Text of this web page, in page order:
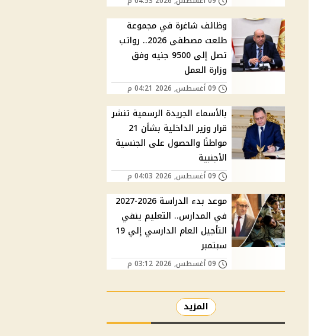
وظائف شاغرة في مجموعة
طلعت مصطفى 2026.. رواتب
تصل إلى 9500 جنيه وفق
وزارة العمل
09 أغسطس, 2026 04:21 م
بالأسماء الجريدة الرسمية تنشر
قرار وزير الداخلية بشأن 21
مواطنًا والحصول على الجنسية
الأجنبية
09 أغسطس, 2026 04:03 م
موعد بدء الدراسة 2026-2027
في المدارس.. التعليم ينفي
التأجيل العام الدارسي إلي 19
سبتمبر
09 أغسطس, 2026 03:12 م
المزيد